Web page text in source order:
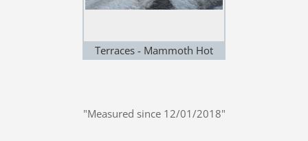
Terraces - Mammoth Hot
"Measured since 12/01/2018"